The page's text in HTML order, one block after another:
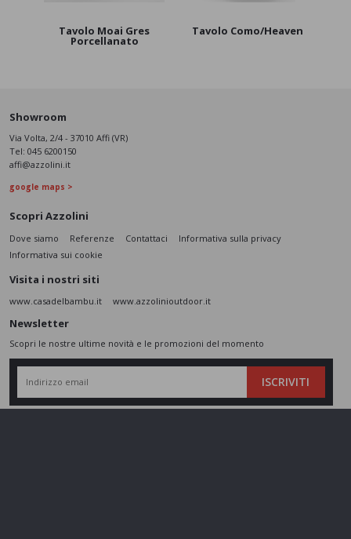
Tavolo Moai Gres
Porcellanato
Tavolo Como/Heaven
Showroom
Via Volta, 2/4 - 37010 Affi (VR)
Tel: 045 6200150
affi@azzolini.it
google maps >
Scopri Azzolini
Dove siamo Referenze Contattaci
Informativa sulla privacy
Informativa sui cookie
Visita i nostri siti
www.casadelbambu.it www.azzolinioutdoor.it
Newsletter
Scopri le nostre ultime novità e le promozioni del momento
ISCRIVITI